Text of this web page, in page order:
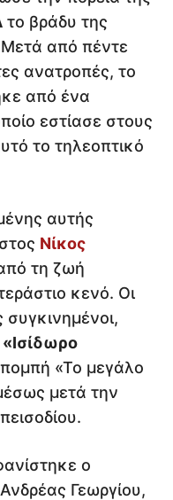
το βράδυ της
Μετά από πέντε
ανατροπές, το
από ένα
εστίασε στους
το τηλεοπτικό
αυτής
Νίκος
τη ζωή
κενό. Οι
«Ισίδωρο
«Το μεγάλο
μετά την
ο
Γεωργίου,